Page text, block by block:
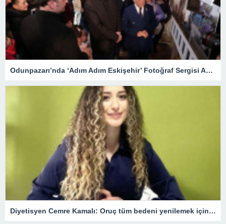
Odunpazarı’nda ‘Adım Adım Eskişehir’ Fotoğraf Sergisi Açıldı
Diyetisyen Cemre Kamalı: Oruç tüm bedeni yenilemek için bir fırsat